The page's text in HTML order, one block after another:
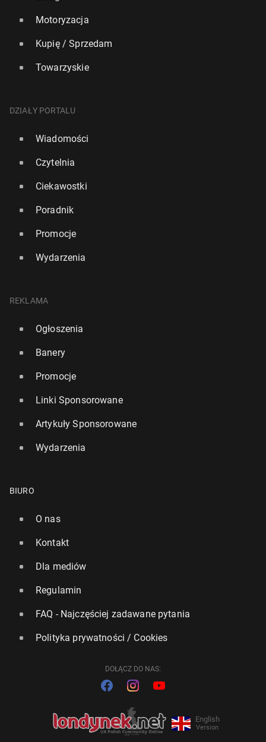
Motoryzacja
Kupię / Sprzedam
Towarzyskie
DZIAŁY PORTALU
Wiadomości
Czytelnia
Ciekawostki
Poradnik
Promocje
Wydarzenia
REKLAMA
Ogłoszenia
Banery
Promocje
Linki Sponsorowane
Artykuły Sponsorowane
Wydarzenia
BIURO
O nas
Kontakt
Dla mediów
Regulamin
FAQ - Najczęściej zadawane pytania
Polityka prywatności / Cookies
DOŁĄCZ DO NAS:
English
Version